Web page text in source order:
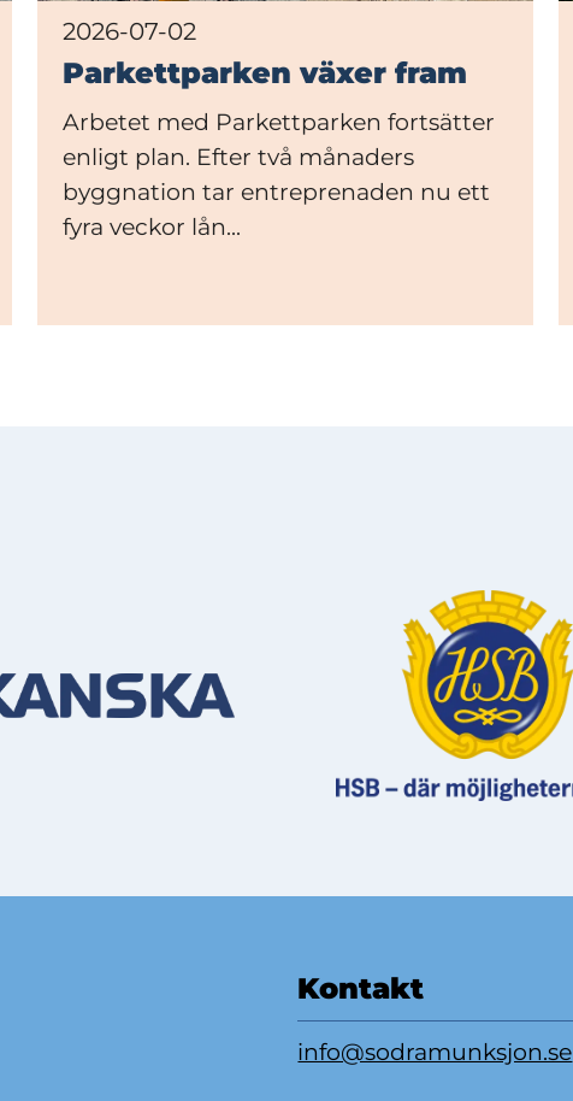
2026-07-02
Parkettparken växer fram
Arbetet med Parkettparken fortsätter
enligt plan. Efter två månaders
byggnation tar entreprenaden nu ett
fyra veckor lån...
Kontakt
info@sodramunksjon.se